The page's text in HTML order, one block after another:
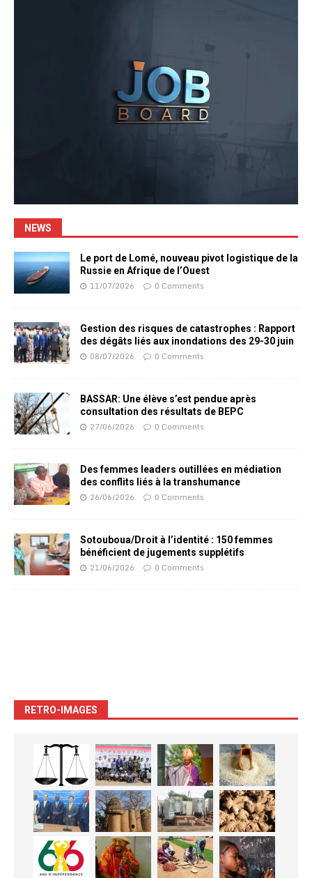
NEWS
Le port de Lomé, nouveau pivot logistique de la
Russie en Afrique de l’Ouest
11/07/2026 0 Comments
Gestion des risques de catastrophes : Rapport
des dégâts liés aux inondations des 29-30 juin
08/07/2026 0 Comments
BASSAR: Une élève s’est pendue après
consultation des résultats de BEPC
27/06/2026 0 Comments
Des femmes leaders outillées en médiation
des conflits liés à la transhumance
26/06/2026 0 Comments
Sotouboua/Droit à l’identité : 150 femmes
bénéficient de jugements supplétifs
21/06/2026 0 Comments
RETRO-IMAGES